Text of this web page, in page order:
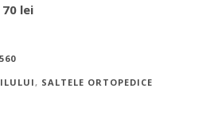
lei
, SALTELE ORTOPEDICE